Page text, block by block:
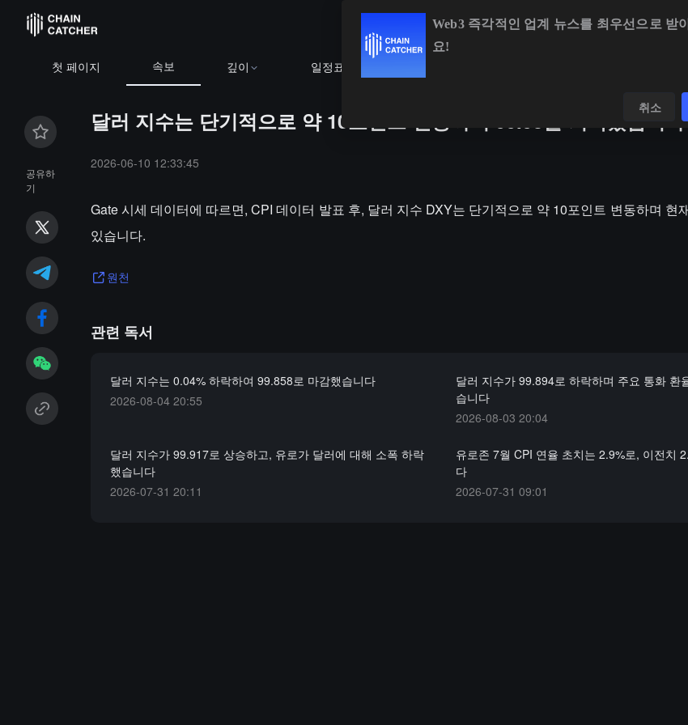
첫 페이지 속보 깊이 일정표
공유하
기
달러 지수는 단기적으로 약 10포인트 변동하여 99.93을 기록했습니다
2026-06-10 12:33:45
Gate 시세 데이터에 따르면, CPI 데이터 발표 후, 달러 지수 DXY는 단기적으로 약 10포인트 변동하며 현
있습니다.
원천
관련 독서
달러 지수는 0.04% 하락하여 99.858로 마감했습니다
2026-08-04 20:55
달러 지수가 99.894로 하락하며 주요 통화 환
습니다
2026-08-03 20:04
달러 지수가 99.917로 상승하고, 유로가 달러에 대해 소폭 하락
했습니다
2026-07-31 20:11
유로존 7월 CPI 연율 초치는 2.9%로, 이전치
다
2026-07-31 09:01
Web3 즉각적인 업계 뉴스를 최우선으로 받
요!
취소